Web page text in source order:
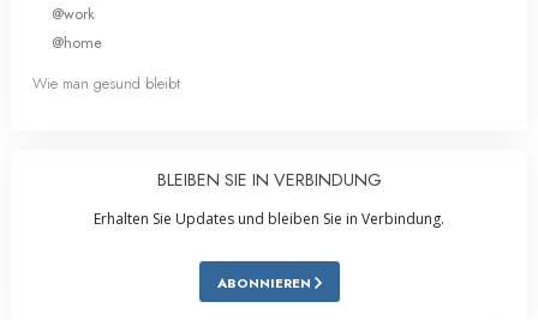
@work
@home
Wie man gesund bleibt
BLEIBEN SIE IN VERBINDUNG
Erhalten Sie Updates und bleiben Sie in Verbindung.
ABONNIEREN